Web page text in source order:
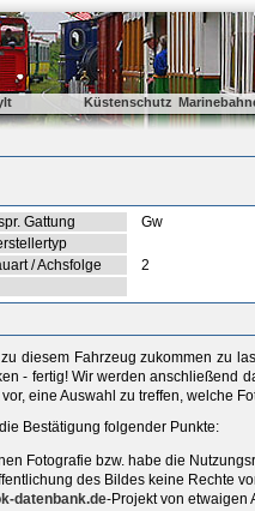
Küstenschutz
Gattung Gw
/ Achsfolge 2
diesem Fahrzeug zukommen zu
- fertig! Wir werden anschließend
eine Auswahl zu treffen, welche
Bestätigung folgender Punkte:
Fotografie bzw. habe die
des Bildes keine Rechte
datenbank.de-Projekt von etwaigen